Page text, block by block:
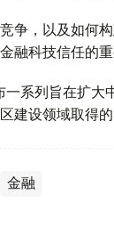
争，以及如何
融科技信任的重
系列旨在扩大
建设领域取得的
金融